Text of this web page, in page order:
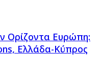
Ορίζοντα Ευρώπη:
Ελλάδα-Κύπρος